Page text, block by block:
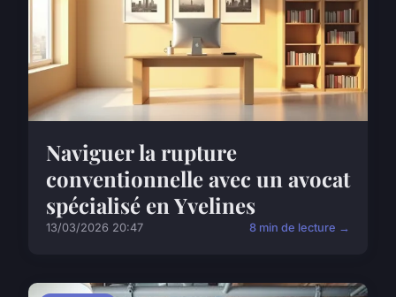
Naviguer la rupture
conventionnelle avec un avocat
spécialisé en Yvelines
13/03/2026 20:47 8 min de lecture →